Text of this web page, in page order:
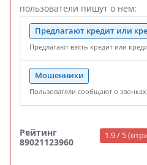
пользователи пишут о нем:
Предлагают кредит или
Предлагают взять кредит или
Мошенники
Пользователи сообщают о
Рейтинг
89021123960
1.9 / 5